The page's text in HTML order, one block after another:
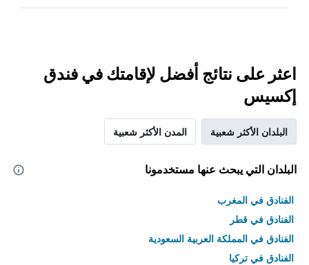
اعثر على نتائج أفضل لإقامتك في فندق
إكسيس
البلدان الأكثر شعبية المدن الأكثر شعبية
البلدان التي يبحث عنها مستخدمونا
الفنادق في المغرب
الفنادق في قطر
الفنادق في المملكة العربية السعودية
الفنادق في تركيا